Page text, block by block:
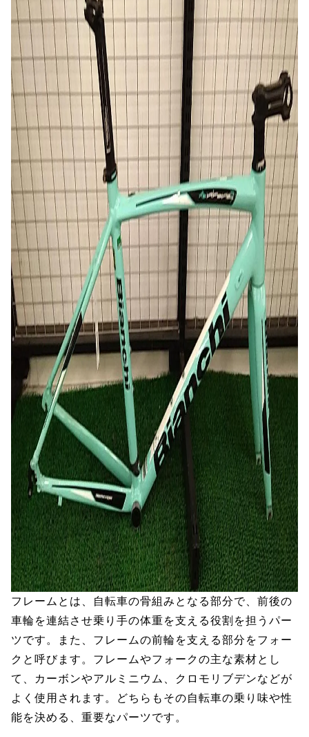
フレームとは、自転車の骨組みとなる部分で、前後の
車輪を連結させ乗り手の体重を支える役割を担うパー
ツです。また、フレームの前輪を支える部分をフォー
クと呼びます。フレームやフォークの主な素材とし
て、カーボンやアルミニウム、クロモリブデンなどが
よく使用されます。どちらもその自転車の乗り味や性
能を決める、重要なパーツです。